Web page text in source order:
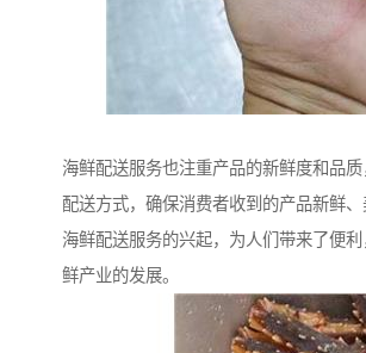
海鲜配送服务也注重产品的新鲜度和品
配送方式，确保消费者收到的产品新鲜、
海鲜配送服务的兴起，为人们带来了便
鲜产业的发展。